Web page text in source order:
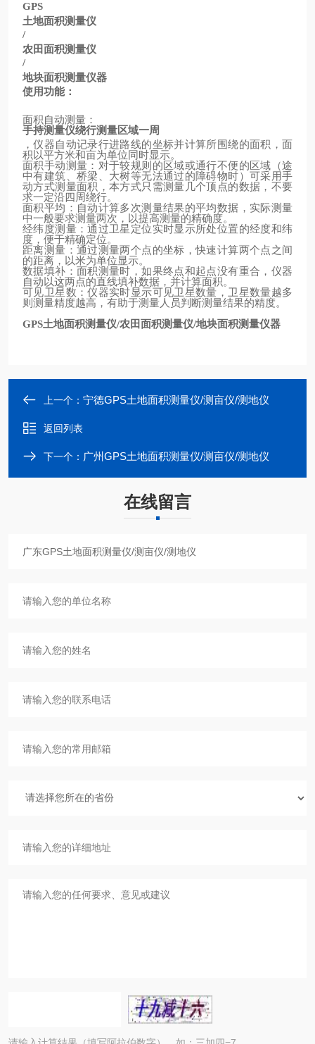
GPS
土地面积测量仪
/
农田面积测量仪
/
地块面积测量仪器
使用功能：
面积自动测量：
手持测量仪绕行测量区域一周
，仪器自动记录行进路线的坐标并计算所围绕的面积，面
积以平方米和亩为单位同时显示。
面积手动测量：对于较规则的区域或通行不便的区域（途
中有建筑、桥梁、大树等无法通过的障碍物时）可采用手
动方式测量面积，本方式只需测量几个顶点的数据，不要
求一定沿四周绕行。
面积平均：自动计算多次测量结果的平均数据，实际测量
中一般要求测量两次，以提高测量的精确度。
经纬度测量：通过卫星定位实时显示所处位置的经度和纬
度，便于精确定位。
距离测量：通过测量两个点的坐标，快速计算两个点之间
的距离，以米为单位显示。
数据填补：面积测量时，如果终点和起点没有重合，仪器
自动以这两点的直线填补数据，并计算面积。
可见卫星数：仪器实时显示可见卫星数量，卫星数量越多
则测量精度越高，有助于测量人员判断测量结果的精度。
GPS土地面积测量仪/农田面积测量仪/地块面积测量仪器
上一个： 宁德GPS土地面积测量仪/测亩仪/测地仪
返回列表
下一个： 广州GPS土地面积测量仪/测亩仪/测地仪
在线留言